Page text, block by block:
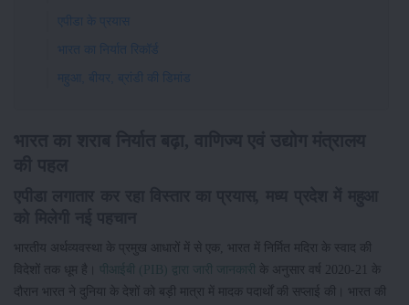
एपीडा के प्रयास
भारत का निर्यात रिकॉर्ड
महुआ, बीयर, ब्रांडी की डिमांड
भारतीय अर्थव्यवस्था के प्रमुख आधारों में से एक, भारत में निर्मित मदिरा के स्वाद की
विदेशों तक धूम है।
पीआईबी (PIB) द्वारा जारी जानकारी
के अनुसार वर्ष 2020-21 के
दौरान भारत ने दुनिया के देशों को बड़ी मात्रा में मादक पदार्थों की सप्लाई की। भारत की